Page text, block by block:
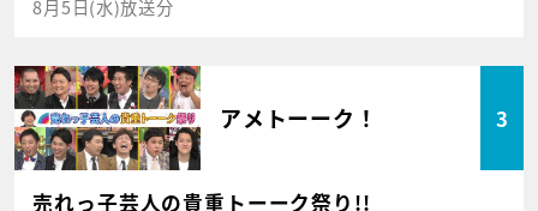
8月5日(水)放送分
アメトーーク！ 3
売れっ子芸人の貴重トーーク祭り!!